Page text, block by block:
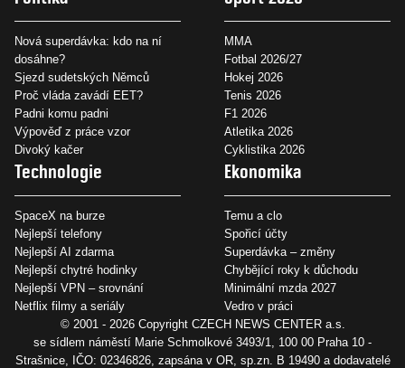
Nová superdávka: kdo na ní
dosáhne?
Sjezd sudetských Němců
Proč vláda zavádí EET?
Padni komu padni
Výpověď z práce vzor
Divoký kačer
MMA
Fotbal 2026/27
Hokej 2026
Tenis 2026
F1 2026
Atletika 2026
Cyklistika 2026
Technologie
SpaceX na burze
Nejlepší telefony
Nejlepší AI zdarma
Nejlepší chytré hodinky
Nejlepší VPN – srovnání
Netflix filmy a seriály
Ekonomika
Temu a clo
Spořicí účty
Superdávka – změny
Chybějící roky k důchodu
Minimální mzda 2027
Vedro v práci
© 2001 - 2026 Copyright CZECH NEWS CENTER a.s.
se sídlem náměstí Marie Schmolkové 3493/1, 100 00 Praha 10 -
Strašnice, IČO: 02346826, zapsána v OR, sp.zn. B 19490 a dodavatelé